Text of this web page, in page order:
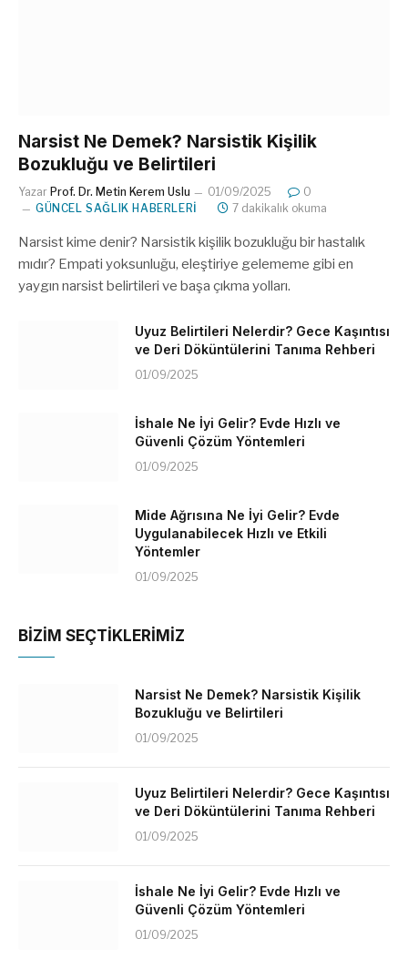
Narsist Ne Demek? Narsistik Kişilik
Bozukluğu ve Belirtileri
Yazar Prof. Dr. Metin Kerem Uslu 01/09/2025
0
GÜNCEL SAĞLIK HABERLERI
7 dakikalık okuma
Narsist kime denir? Narsistik kişilik bozukluğu bir hastalık
mıdır? Empati yoksunluğu, eleştiriye gelememe gibi en
yaygın narsist belirtileri ve başa çıkma yolları.
Uyuz Belirtileri Nelerdir? Gece Kaşıntısı
ve Deri Döküntülerini Tanıma Rehberi
01/09/2025
İshale Ne İyi Gelir? Evde Hızlı ve
Güvenli Çözüm Yöntemleri
01/09/2025
Mide Ağrısına Ne İyi Gelir? Evde
Uygulanabilecek Hızlı ve Etkili
Yöntemler
01/09/2025
BİZİM SEÇTİKLERİMİZ
Narsist Ne Demek? Narsistik Kişilik
Bozukluğu ve Belirtileri
01/09/2025
Uyuz Belirtileri Nelerdir? Gece Kaşıntısı
ve Deri Döküntülerini Tanıma Rehberi
01/09/2025
İshale Ne İyi Gelir? Evde Hızlı ve
Güvenli Çözüm Yöntemleri
01/09/2025